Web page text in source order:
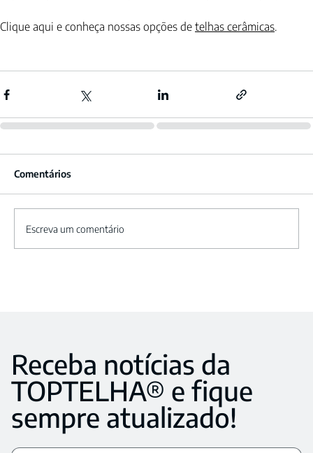
Clique aqui e conheça nossas opções de telhas cerâmicas.
Comentários
Escreva um comentário
Receba notícias da
TOPTELHA® e fique
sempre atualizado!